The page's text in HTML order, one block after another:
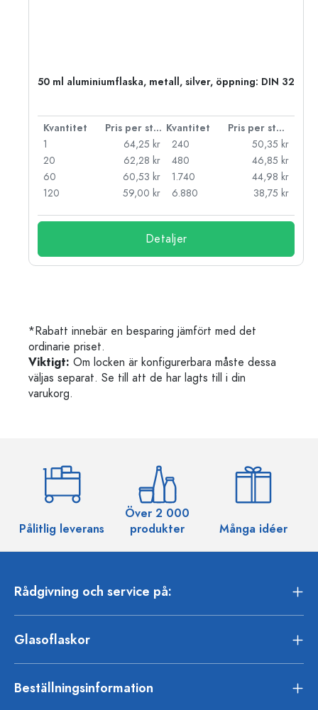
50 ml aluminiumflaska, metall, silver, öppning: DIN 32
Kvantitet Pris per styck Kvantitet
Pris per styck
1
64,25 kr
20
62,28 kr
60
60,53 kr
120
59,00 kr
240
50,35 kr
480
46,85 kr
1.740
44,98 kr
6.880
38,75 kr
Detaljer
*Rabatt innebär en besparing jämfört med det
ordinarie priset.
Viktigt: Om locken är konfigurerbara måste dessa
väljas separat. Se till att de har lagts till i din
varukorg.
Pålitlig leverans
Över 2 000
produkter
Många idéer
Rådgivning och service på:
Glasoflaskor
Beställningsinformation